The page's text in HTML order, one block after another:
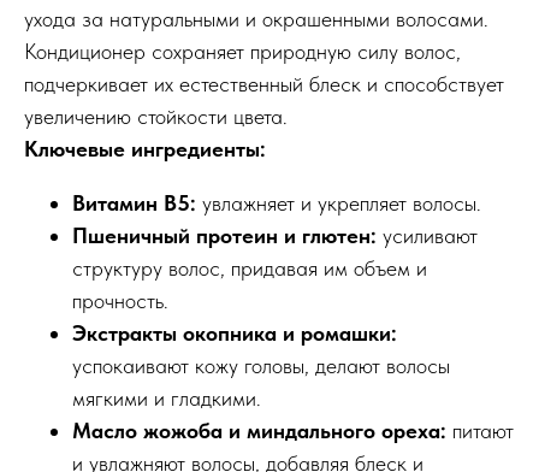
ухода за натуральными и окрашенными волосами.
Кондиционер сохраняет природную силу волос,
подчеркивает их естественный блеск и способствует
увеличению стойкости цвета.
Ключевые ингредиенты:
Витамин B5: увлажняет и укрепляет волосы.
Пшеничный протеин и глютен: усиливают
структуру волос, придавая им объем и
прочность.
Экстракты окопника и ромашки:
успокаивают кожу головы, делают волосы
мягкими и гладкими.
Масло жожоба и миндального ореха: питают
и увлажняют волосы, добавляя блеск и